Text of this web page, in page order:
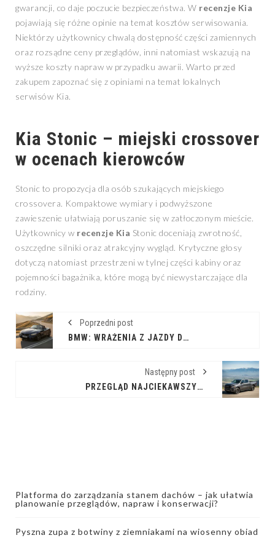
gwarancji, co daje poczucie bezpieczeństwa. W recenzje Kia
pojawiają się różne opinie na temat kosztów serwisowania.
Niektórzy użytkownicy chwalą dostępność części zamiennych
oraz rozsądne ceny przeglądów, inni natomiast wskazują na
wyższe koszty napraw w przypadku awarii. Warto przed
zakupem zapoznać się z opiniami na temat lokalnych
serwisów Kia.
Kia Stonic – miejski crossover
w ocenach kierowców
Stonic to propozycja dla osób szukających miejskiego
crossovera. Kompaktowe wymiary i podwyższone
zawieszenie ułatwiają poruszanie się w zatłoczonym mieście.
Użytkownicy w recenzje Kia Stonic doceniają zwrotność,
oszczędne silniki oraz atrakcyjny wygląd. Krytyczne głosy
dotyczą natomiast przestrzeni w tylnej części kabiny oraz
pojemności bagażnika, które mogą być niewystarczające dla
rodziny.
Poprzedni post
BMW: WRAŻENIA Z JAZDY DLA PRAWDZIWYCH MIŁOŚNIKÓW MOTORYZACJI
Następny post
PRZEGLĄD NAJCIEKAWSZYCH PICKUPÓW DOSTĘPNYCH NA RYNKU
Platforma do zarządzania stanem dachów – jak ułatwia
planowanie przeglądów, napraw i konserwacji?
Pyszna zupa z botwiny z ziemniakami na wiosenny obiad